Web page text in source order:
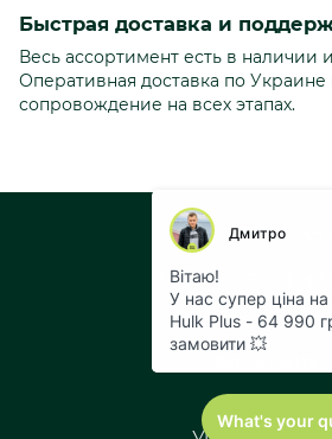
Быстрая доставка и
Весь ассортимент есть в наличии
Оперативная доставка по Украине
сопровождение на всех этапах.
+38 073 043 55
Контактная
Полная версия